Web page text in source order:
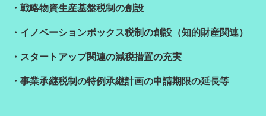
・戦略物資生産基盤税制の創設
・イノベーションボックス税制の創設（知的財産関連）
・スタートアップ関連の減税措置の充実
・事業承継税制の特例承継計画の申請期限の延長等